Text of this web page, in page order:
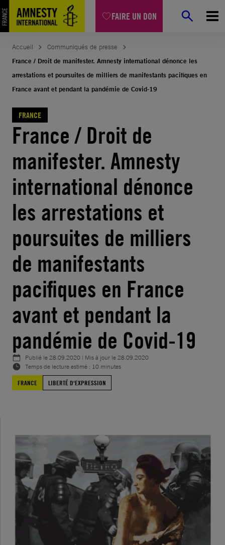
FAIRE UN DON
Aller
au
contenu
Accueil
Communiqués de presse
France / Droit de manifester. Amnesty international dénonce les
arrestations et poursuites de milliers de manifestants pacifiques en
France avant et pendant la pandémie de Covid-19
FRANCE
France / Droit de
manifester. Amnesty
international dénonce
les arrestations et
poursuites de milliers
de manifestants
pacifiques en France
avant et pendant la
pandémie de Covid-19
Publié le28.09.2020 | Mis à jour le28.09.2020
Temps de lecture estimé : 10 minutes
FRANCE
LIBERTÉ D'EXPRESSION